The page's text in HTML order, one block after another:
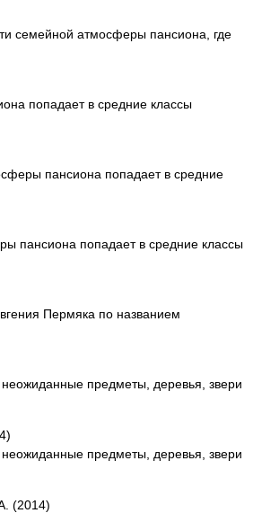
семейной атмосферы пансиона, где
попадает в средние классы
пансиона попадает в средние
пансиона попадает в средние классы
Пермяка по названием
предметы, деревья, звери
предметы, деревья, звери
(2014)